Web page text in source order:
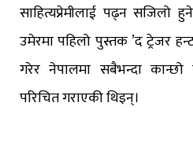
साहित्यप्रेमीलाई पढ्न सजिलो
उमेरमा पहिलो पुस्तक ’द ट्रेजर
गरेर नेपालमा सबैभन्दा
परिचित गराएकी थिइन्।